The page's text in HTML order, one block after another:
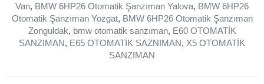
Van, BMW 6HP26 Otomatik Şanzıman Yalova, BMW 6HP26
Otomatik Şanzıman Yozgat, BMW 6HP26 Otomatik Şanzıman
Zonguldak, bmw otomatik sanzıman, E60 OTOMATİK
SANZIMAN, E65 OTOMATİK SAZNIMAN, X5 OTOMATİK
SANZIMAN